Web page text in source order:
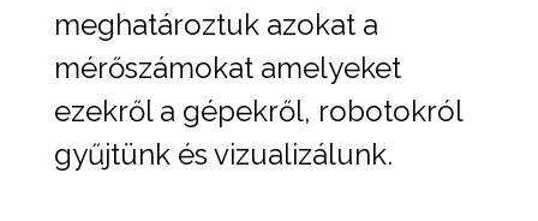
meghatároztuk azokat a
mérőszámokat amelyeket
ezekről a gépekről, robotokról
gyűjtünk és vizualizálunk.